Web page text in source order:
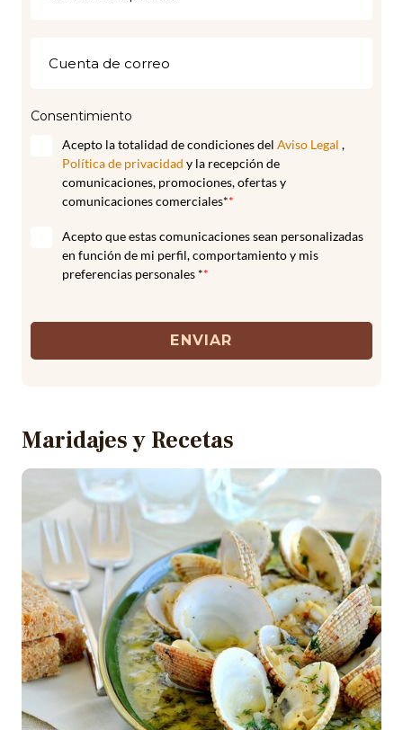
Consentimiento
Acepto la totalidad de condiciones del Aviso Legal ,
Política de privacidad y la recepción de
comunicaciones, promociones, ofertas y
comunicaciones comerciales**
Acepto que estas comunicaciones sean personalizadas
en función de mi perfil, comportamiento y mis
preferencias personales **
ENVIAR
Maridajes y Recetas